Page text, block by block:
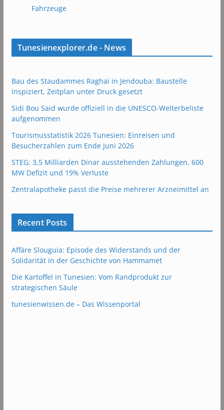
Fahrzeuge
Tunesienexplorer.de - News
Bau des Staudammes Raghai in Jendouba: Baustelle
inspiziert, Zeitplan unter Druck gesetzt
Sidi Bou Said wurde offiziell in die UNESCO-Welterbeliste
aufgenommen
Tourismusstatistik 2026 Tunesien: Einreisen und
Besucherzahlen zum Ende Juni 2026
STEG: 3,5 Milliarden Dinar ausstehenden Zahlungen, 600
MW Defizit und 19% Verluste
Zentralapotheke passt die Preise mehrerer Arzneimittel an
Recent Posts
Affäre Slouguia: Episode des Widerstands und der
Solidarität in der Geschichte von Hammamet
Die Kartoffel in Tunesien: Vom Randprodukt zur
strategischen Säule
tunesienwissen.de – Das Wissenportal